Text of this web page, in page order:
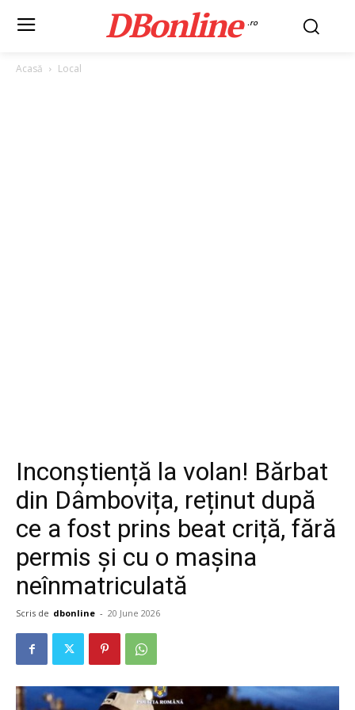
DBonline .ro
Acasă Local
Inconștiență la volan! Bărbat
din Dâmbovița, reținut după
ce a fost prins beat criță, fără
permis și cu o mașina
neînmatriculată
Scris de dbonline - 20 June 2026